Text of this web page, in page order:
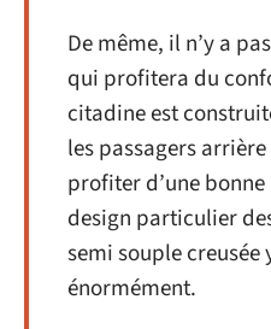
De même, il n’y a
qui profitera du
citadine est
les passagers
profiter d’une
design particulier
semi souple
énormément.